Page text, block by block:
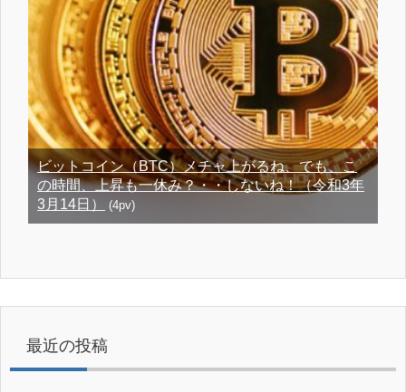
ビットコイン（BTC）メチャ上がるね、でも、こ
の時間、上昇も一休み？・・しないね！（令和3年
3月14日）
(4pv)
最近の投稿